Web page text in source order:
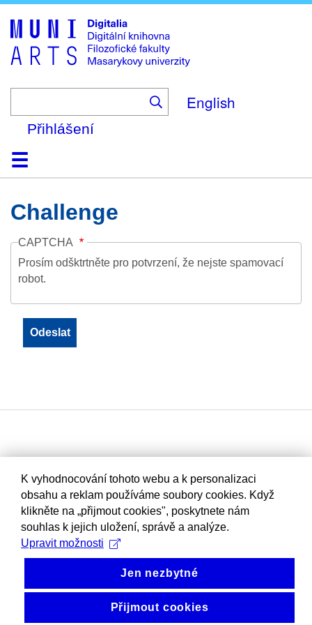
to
main
content
English
Přihlášení
DomůKolekce
Prohlížení
Vyhledávání
O platformě
Nápověda
KontaktDigitalia
Challenge
CAPTCHA
Prosím odšktrtněte pro potvrzení, že nejste spamovací
robot.
K vyhodnocování tohoto webu a k personalizaci
obsahu a reklam používáme soubory cookies. Když
klikněte na „přijmout cookies", poskytnete nám
souhlas k jejich uložení, správě a analýze.
Upravit možnosti
Jen nezbytné
Přijmout cookies